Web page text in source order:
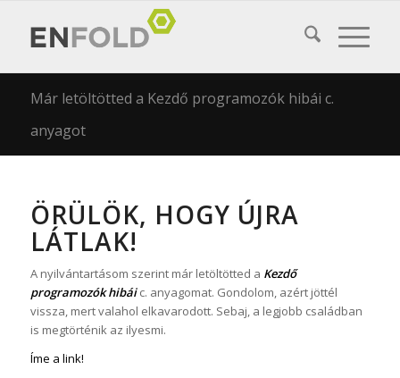
Már letöltötted a Kezdő programozók hibái c.
anyagot
ÖRÜLÖK, HOGY ÚJRA
LÁTLAK!
A nyilvántartásom szerint már letöltötted a Kezdő
programozók hibáic. anyagomat. Gondolom, azért jöttél
vissza, mert valahol elkavarodott. Sebaj, a legjobb családban
is megtörténik az ilyesmi.
Íme a link!